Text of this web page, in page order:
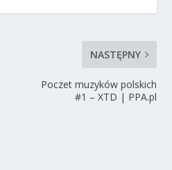
NASTĘPNY
Poczet muzyków polskich
#1 – XTD | PPA.pl